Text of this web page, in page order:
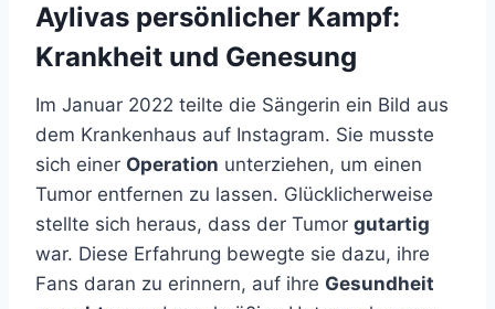
Aylivas persönlicher Kampf:
Krankheit und Genesung
Im Januar 2022 teilte die Sängerin ein Bild aus
dem Krankenhaus auf Instagram. Sie musste
sich einer Operation unterziehen, um einen
Tumor entfernen zu lassen. Glücklicherweise
stellte sich heraus, dass der Tumor gutartig
war. Diese Erfahrung bewegte sie dazu, ihre
Fans daran zu erinnern, auf ihre Gesundheit